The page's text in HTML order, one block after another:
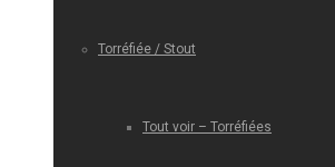
Torréfiée / Stout
Tout voir – Torréfiées